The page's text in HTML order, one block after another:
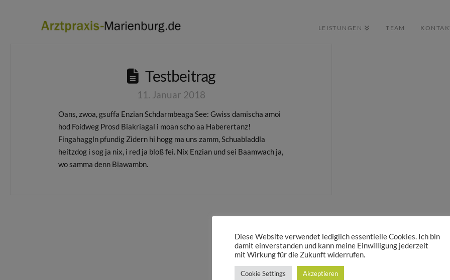
LEISTUNGEN TEAM
Testbeitrag
11. Januar 2018
Oans, zwoa, gsuffa Enzian Schdarmbeaga See: Gwiss damischa amoi
hod Foidweg Prosd Biakriagal i moan scho aa Haberertanz!
Fingahaggln pfundig Zidern hi hogg ma uns zamm, Schuabladdla
heitzdog i sog ja nix, i red ja bloß fei. Nix Enzian und sei Baamwach ja,
wo samma denn Biawambn.
IMPRESSUM DATENSCHUTZERKLÄRUNG
Diese Website verwendet lediglich essentielle Cookies. Ich bin
damit einverstanden und kann meine Einwilligung jederzeit
mit Wirkung für die Zukunft widerrufen.
Cookie Settings Akzeptieren